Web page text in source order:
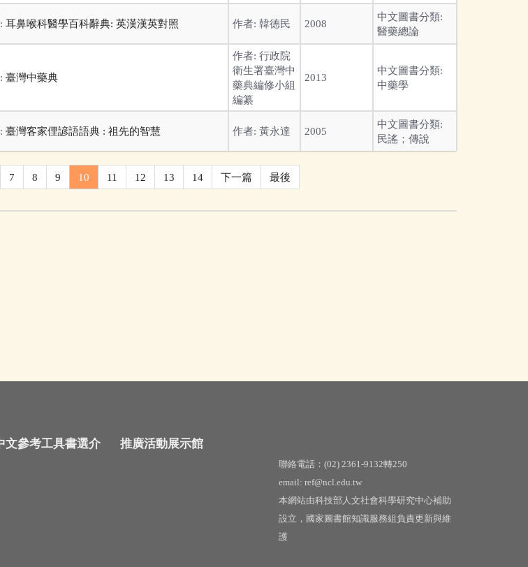
耳鼻喉科醫學百科辭典: 英漢漢英對照 作者: 韓德民 2008
中文圖書分類:
醫藥總論
臺灣中藥典
作者: 行政院
衛生署臺灣中
藥典編修小組
編纂
2013
中文圖書分類:
中藥學
臺灣客家俚諺語語典 : 祖先的智慧 作者: 黃永達 2005
中文圖書分類:
民謠；傳說
7 8 9 10 11 12 13 14 下一篇 最後
文參考工具書選介 推廣活動展示館
聯絡電話：(02) 2361-9132轉250
email: ref@ncl.edu.tw
本網站由科技部人文社會科學研究中心補助
設立，國家圖書館知識服務組負責更新與維
護